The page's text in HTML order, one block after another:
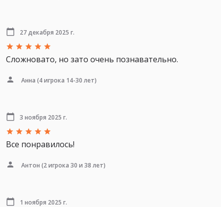
27 декабря 2025 г.
Сложновато, но зато очень познавательно.
Анна (4 игрока 14-30 лет)
3 ноября 2025 г.
Все понравилось!
Антон (2 игрока 30 и 38 лет)
1 ноября 2025 г.